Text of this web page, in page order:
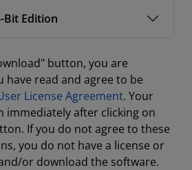
Bit Edition
button, you are
read and agree to be
License Agreement. Your
immediately after clicking on
If you do not agree to these
you do not have a license or
or download the software.